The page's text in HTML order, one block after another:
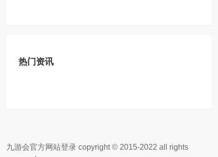
热门资讯
九游会官方网站登录 copyright © 2015-2022 all rights